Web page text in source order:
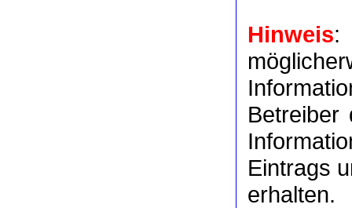
Hinweis:
Eintrags
erhalten.